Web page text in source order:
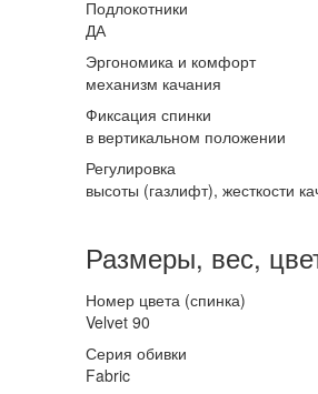
Подлокотники
ДА
Эргономика и комфорт
механизм качания
Фиксация спинки
в вертикальном положении
Регулировка
высоты (газлифт), жесткости
Размеры, вес,
Номер цвета (спинка)
Velvet 90
Серия обивки
Fabric